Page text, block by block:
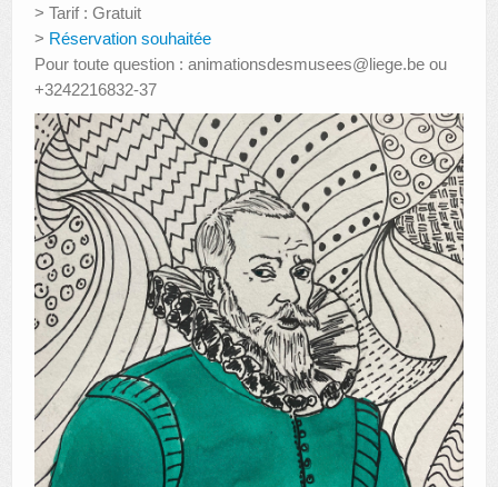
> Tarif : Gratuit
> Réservation souhaitée
Pour toute question : animationsdesmusees@liege.be ou
+3242216832-37